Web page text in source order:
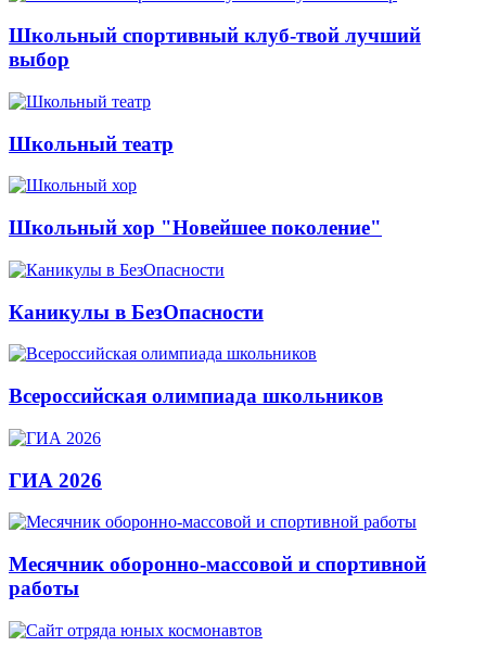
Школьный спортивный клуб-твой лучший
выбор
Школьный театр
Школьный хор "Новейшее поколение"
Каникулы в БезОпасности
Всероссийская олимпиада школьников
ГИА 2026
Месячник оборонно-массовой и спортивной
работы